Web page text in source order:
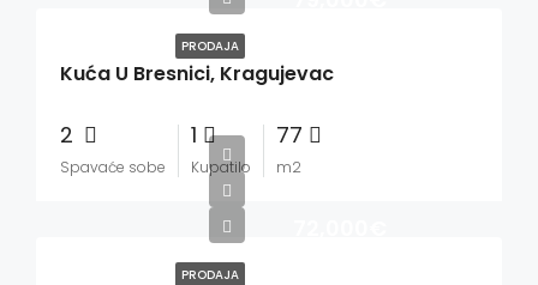
PRODAJA
Kuća U Bresnici, Kragujevac
2
Spavaće sobe
1
Kupatilo
77
m2
PRODAJA